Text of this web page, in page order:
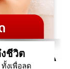
ชีวิต
งเพื่อลด